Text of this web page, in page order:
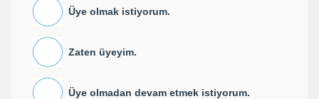
Üye olmak istiyorum.
Zaten üyeyim.
Üye olmadan devam etmek istiyorum.